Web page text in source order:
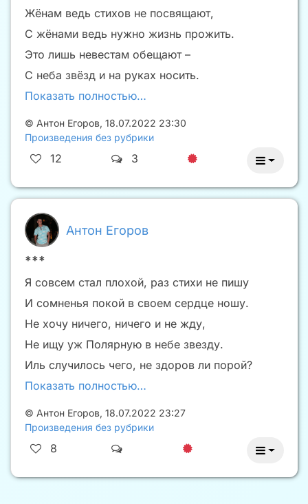
Жёнам ведь стихов не посвящают,
С жёнами ведь нужно жизнь прожить.
Это лишь невестам обещают –
С неба звёзд и на руках носить.
Показать полностью…
© Антон Егоров, 18.07.2022 23:30
Произведения без рубрики
12 3
Антон Егоров
***
Я совсем стал плохой, раз стихи не пишу
И сомненья покой в своем сердце ношу.
Не хочу ничего, ничего и не жду,
Не ищу уж Полярную в небе звезду.
Иль случилось чего, не здоров ли порой?
Показать полностью…
© Антон Егоров, 18.07.2022 23:27
Произведения без рубрики
8